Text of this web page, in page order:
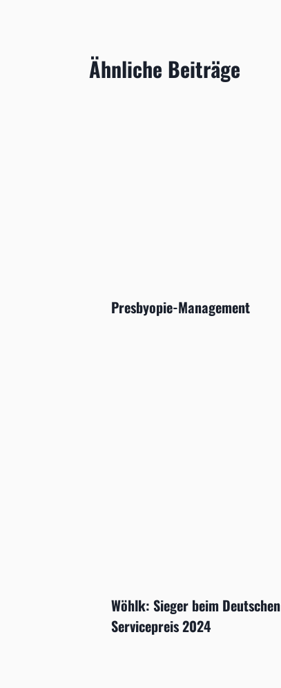
Ähnliche Beiträge
Presbyopie-Management
Wöhlk: Sieger beim Deutschen
Servicepreis 2024